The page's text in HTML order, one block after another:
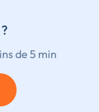
de 5 min